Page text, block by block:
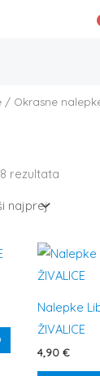
/ Okrasne
rezultata
Nalepke
ŽIVALICE
4,90 €